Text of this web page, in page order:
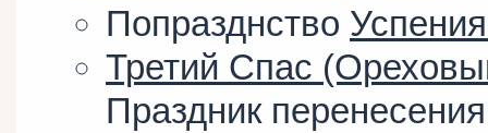
Попразднство
Третий Спас
Праздник